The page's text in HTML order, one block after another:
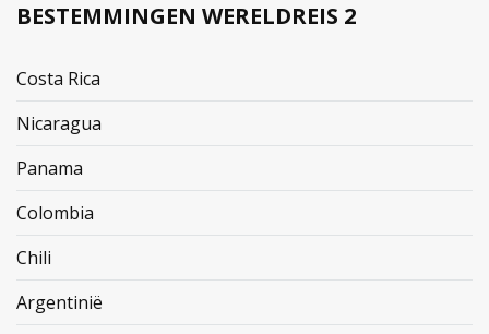
BESTEMMINGEN WERELDREIS 2
Costa Rica
Nicaragua
Panama
Colombia
Chili
Argentinië